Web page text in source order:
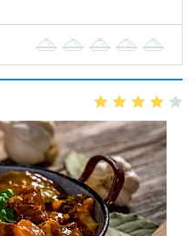
2 3 4
2 3 4